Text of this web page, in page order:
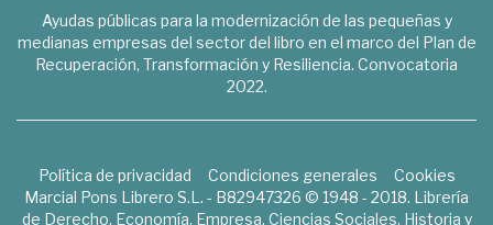
Ayudas públicas para la modernización de las pequeñas y
medianas empresas del sector del libro en el marco del Plan de
Recuperación, Transformación y Resiliencia. Convocatoria
2022.
Política de privacidad Condiciones generales
Cookies
Marcial Pons Librero S.L. - B82947326 © 1948 - 2018. Librería
de Derecho, Economía, Empresa, Ciencias Sociales, Historia y